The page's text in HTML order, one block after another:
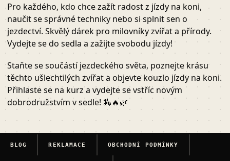
Pro každého, kdo chce zažít radost z jízdy na koni,
naučit se správné techniky nebo si splnit sen o
jezdectví. Skvělý dárek pro milovníky zvířat a přírody.
Vydejte se do sedla a zažijte svobodu jízdy!
Staňte se součástí jezdeckého světa, poznejte krásu
těchto ušlechtilých zvířat a objevte kouzlo jízdy na koni.
Přihlaste se na kurz a vydejte se vstříc novým
dobrodružstvím v sedle! 🏇🔥🌿
BLOG REKLAMACE OBCHODNÍ PODMÍNKY